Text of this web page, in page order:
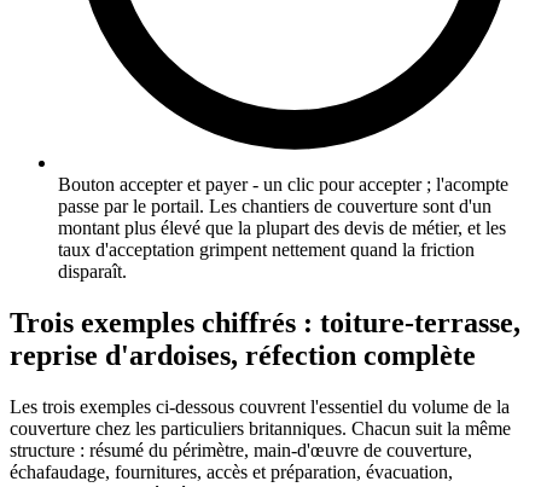
Bouton accepter et payer - un clic pour accepter ; l'acompte
passe par le portail. Les chantiers de couverture sont d'un
montant plus élevé que la plupart des devis de métier, et les
taux d'acceptation grimpent nettement quand la friction
disparaît.
Trois exemples chiffrés : toiture-terrasse,
reprise d'ardoises, réfection complète
Les trois exemples ci-dessous couvrent l'essentiel du volume de la
couverture chez les particuliers britanniques. Chacun suit la même
structure : résumé du périmètre, main-d'œuvre de couverture,
échafaudage, fournitures, accès et préparation, évacuation,